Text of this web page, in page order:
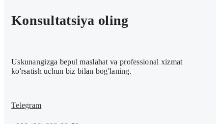
Konsultatsiya oling
Uskunangizga bepul maslahat va professional xizmat
ko'rsatish uchun biz bilan bog'laning.
Telegram